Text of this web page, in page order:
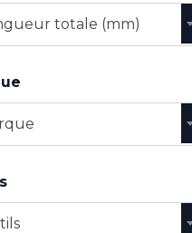
totale (mm)